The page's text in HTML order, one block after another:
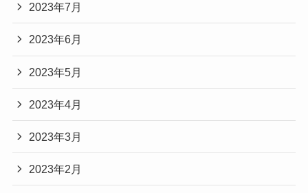
2023年7月
2023年6月
2023年5月
2023年4月
2023年3月
2023年2月